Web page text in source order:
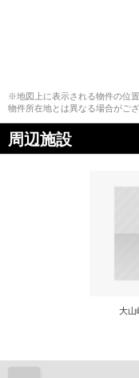
※地図上に表示される物件の位
物件所在地とは異なる場合がござ
周辺施設
大山